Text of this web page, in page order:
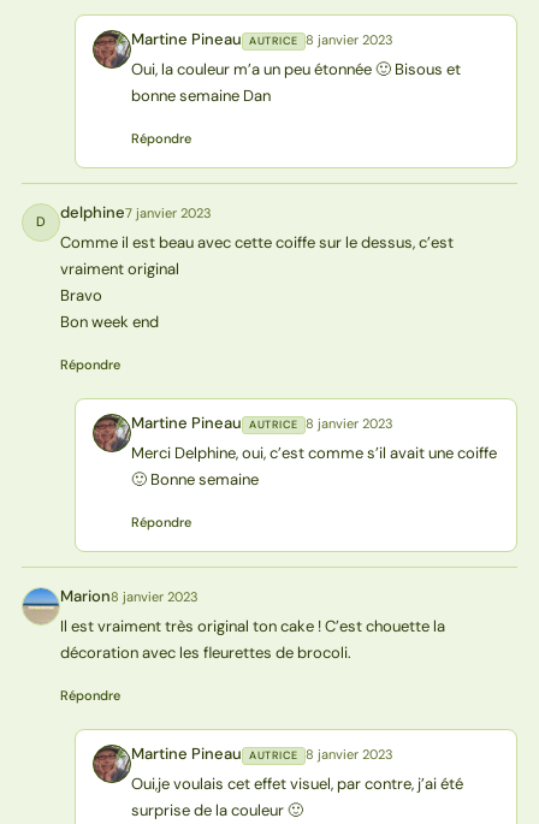
MP Martine Pineau AUTRICE 8 janvier 2023
Oui, la couleur m’a un peu étonnée 🙂 Bisous et
bonne semaine Dan
Répondre
D delphine7 janvier 2023
Comme il est beau avec cette coiffe sur le dessus, c’est
vraiment original
Bravo
Bon week end
Répondre
MP Martine Pineau AUTRICE 8 janvier 2023
Merci Delphine, oui, c’est comme s’il avait une coiffe
🙂 Bonne semaine
Répondre
M Marion8 janvier 2023
Il est vraiment très original ton cake ! C’est chouette la
décoration avec les fleurettes de brocoli.
Répondre
MP Martine Pineau AUTRICE 8 janvier 2023
Oui,je voulais cet effet visuel, par contre, j’ai été
surprise de la couleur 🙂